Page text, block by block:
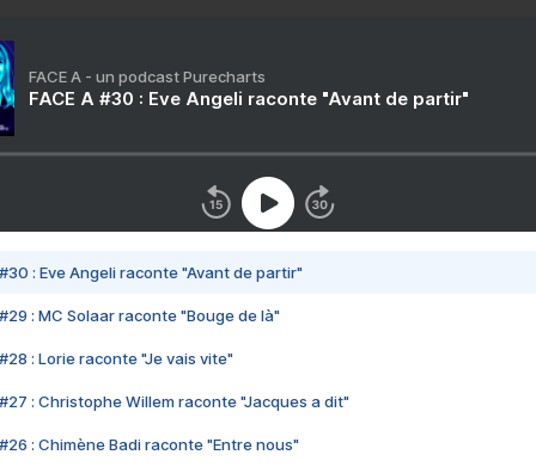
FACE A - un podcast Purecharts
FACE A #30 : Eve Angeli raconte "Avant de partir"
#30 : Eve Angeli raconte "Avant de partir"
#29 : MC Solaar raconte "Bouge de là"
#28 : Lorie raconte "Je vais vite"
#27 : Christophe Willem raconte "Jacques a dit"
#26 : Chimène Badi raconte "Entre nous"